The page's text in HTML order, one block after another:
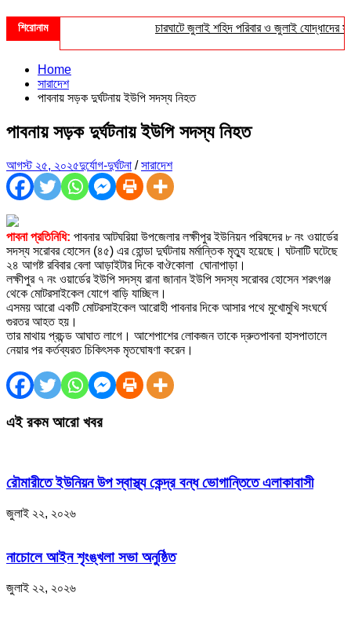
শিরোনাম চারঘাটে জুলাই শহিদ পরিবার ও জুলাই যোদ্ধাদের
Home
সারাদেশ
পাবনায় সড়ক দুর্ঘটনায় ইউপি সদস্য নিহত
পাবনায় সড়ক দুর্ঘটনায় ইউপি সদস্য নিহত
আগস্ট ২৫, ২০২৫দুর্যোগ-দুর্ঘটনা /সারাদেশ
পাবনা প্রতিনিধি: পাবনার আটঘরিয়া উপজেলার লক্ষীপুর ইউনিয়ন পরিষদের ৮ নং ওয়ার্ডের
সদস্য সরোবর হোসেন (৪৫) এর হোন্ডা দুর্ঘটনায় মর্মান্তিক মৃত্যু হয়েছে। ঘটনাটি ঘটেছে
২৪ আগষ্ট রবিবার বেলা আড়াইটার দিকে বাঔকোলা ঘোনাপাড়া।
লক্ষীপুর ৭ নং ওয়ার্ডের ইউপি সদস্য রানা জানান ইউপি সদস্য সরোবর হোসেন শরৎগঞ্জ
থেকে মোটরসাইকেল যোগে বাড়ি যাচ্ছিল।
এসময় আরো একটি মোটরসাইকেল আরোহী পাবনার দিকে আসার পথে মুখোমুখি সংঘর্ঘে
গুরতর আহত হয়।
তার মাথায় প্রচন্ড আঘাত লাগে। আশেপাশের লোকজন তাকে দ্রুতপাবনা হাসপাতালে
নেয়ার পর কর্তব্যরত চিকিৎসক মৃতঘোষণা করেন।
এই রকম আরো খবর
রৌমারীতে ইউনিয়ন উপ স্বাস্থ্য কেন্দ্র বন্ধ ভোগান্তিতে এলাকাবাসী
জুলাই ২২, ২০২৬
নাচোলে আইন শৃংঙ্খলা সভা অনুষ্ঠিত
জুলাই ২২, ২০২৬